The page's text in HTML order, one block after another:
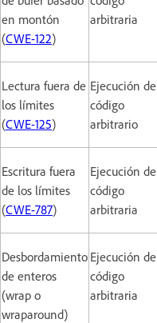
en montón
(CWE-122)
arbitraria
Lectura fuera de
los límites
(CWE-125)
Ejecución de
código
arbitrario
Escritura fuera
de los límites
(CWE-787)
Ejecución de
código
arbitraria
Desbordamiento
de enteros
(wrap o
wraparound)
Ejecución de
código
arbitraria